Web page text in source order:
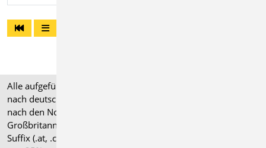
Alle aufgeführten Preise verstehen sich für Module/Pakete
nach deutschen Normgrundlagen (".de"). Module, die auch
nach den Normen für Österreich, Schweiz, Italien und
Großbritannien verfügbar sind, tragen ein entsprechendes
Suffix (.at, .ch, .it bzw. .uk) und können gegen einen Aufpreis